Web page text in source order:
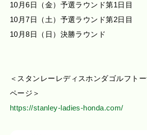
10月6日（金）予選ラウンド第1日目
10月7日（土）予選ラウンド第2日目
10月8日（日）決勝ラウンド
＜スタンレーレディスホンダゴルフト
ページ＞
https://stanley-ladies-honda.com/